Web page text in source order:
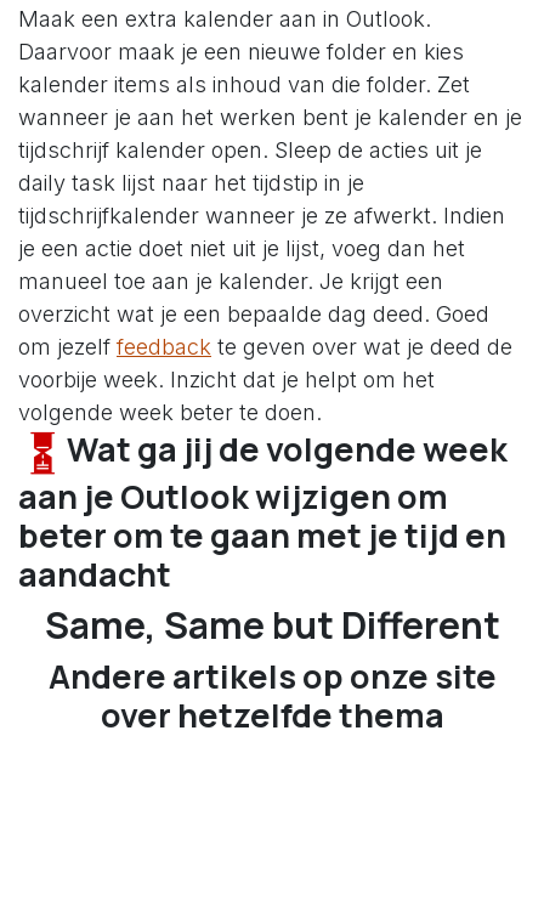
Maak een extra kalender aan in Outlook.
Daarvoor maak je een nieuwe folder en kies
kalender items als inhoud van die folder. Zet
wanneer je aan het werken bent je kalender en je
tijdschrijf kalender open. Sleep de acties uit je
daily task lijst naar het tijdstip in je
tijdschrijfkalender wanneer je ze afwerkt. Indien
je een actie doet niet uit je lijst, voeg dan het
manueel toe aan je kalender. Je krijgt een
overzicht wat je een bepaalde dag deed. Goed
om jezelffeedback te geven over wat je deed de
voorbije week. Inzicht dat je helpt om het
volgende week beter te doen.
Wat ga jij de volgende week
aan je Outlook wijzigen om
beter om te gaan met je tijd en
aandacht
Same, Same but Different
Andere artikels op onze site
over hetzelfde thema